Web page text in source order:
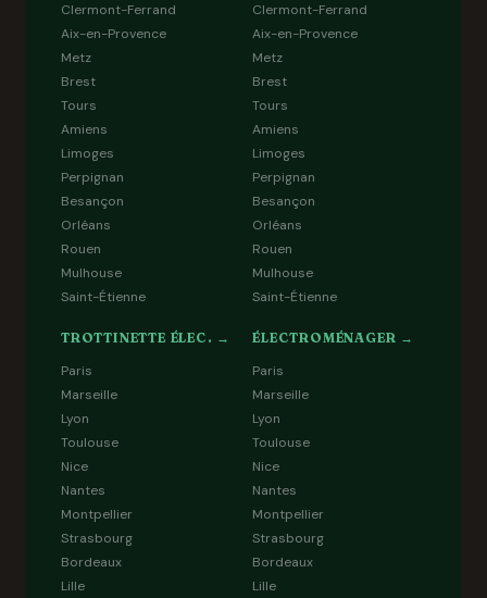
Clermont-Ferrand
Aix-en-Provence
Metz
Brest
Tours
Amiens
Limoges
Perpignan
Besançon
Orléans
Rouen
Mulhouse
Saint-Étienne
Clermont-Ferrand
Aix-en-Provence
Metz
Brest
Tours
Amiens
Limoges
Perpignan
Besançon
Orléans
Rouen
Mulhouse
Saint-Étienne
TROTTINETTE ÉLEC. →
Paris
Marseille
Lyon
Toulouse
Nice
Nantes
Montpellier
Strasbourg
Bordeaux
Lille
ÉLECTROMÉNAGER →
Paris
Marseille
Lyon
Toulouse
Nice
Nantes
Montpellier
Strasbourg
Bordeaux
Lille